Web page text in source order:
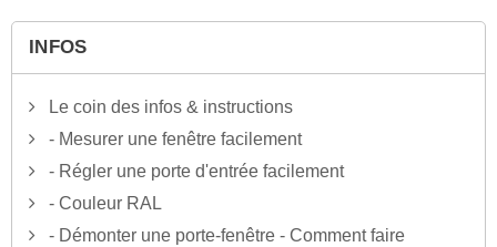
INFOS
Le coin des infos & instructions
- Mesurer une fenêtre facilement
- Régler une porte d'entrée facilement
- Couleur RAL
- Démonter une porte-fenêtre - Comment faire